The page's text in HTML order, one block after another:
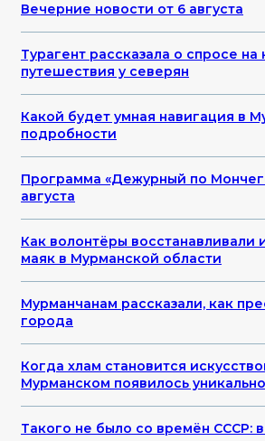
Вечерние новости от 6 августа
Турагент рассказала о спросе
путешествия у северян
Какой будет умная навигация в
подробности
Программа «Дежурный по
августа
Как волонтёры восстанавливали
маяк в Мурманской области
Мурманчанам рассказали, как
города
Когда хлам становится
Мурманском появилось
Такого не было со времён СССР: